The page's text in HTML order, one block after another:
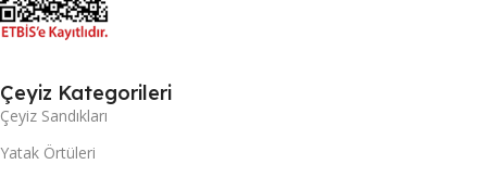
Çeyiz Kategorileri
Çeyiz Sandıkları
Yatak Örtüleri